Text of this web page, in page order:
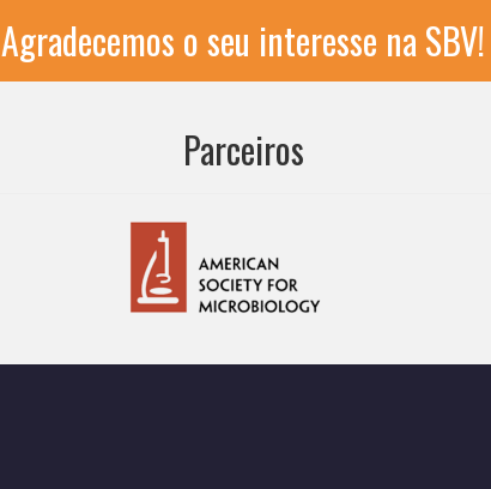
Agradecemos o seu interesse na SBV!
Parceiros